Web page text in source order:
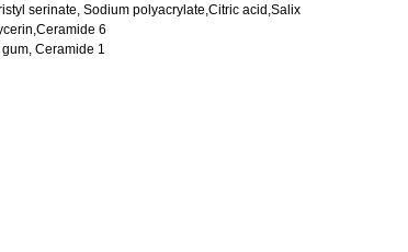
serinate, Sodium polyacrylate,Citric acid,Salix
6
Ceramide 1